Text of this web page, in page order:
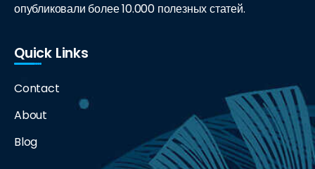
опубликовали более 10.000 полезных статей.
Quick Links
Contact
About
Blog